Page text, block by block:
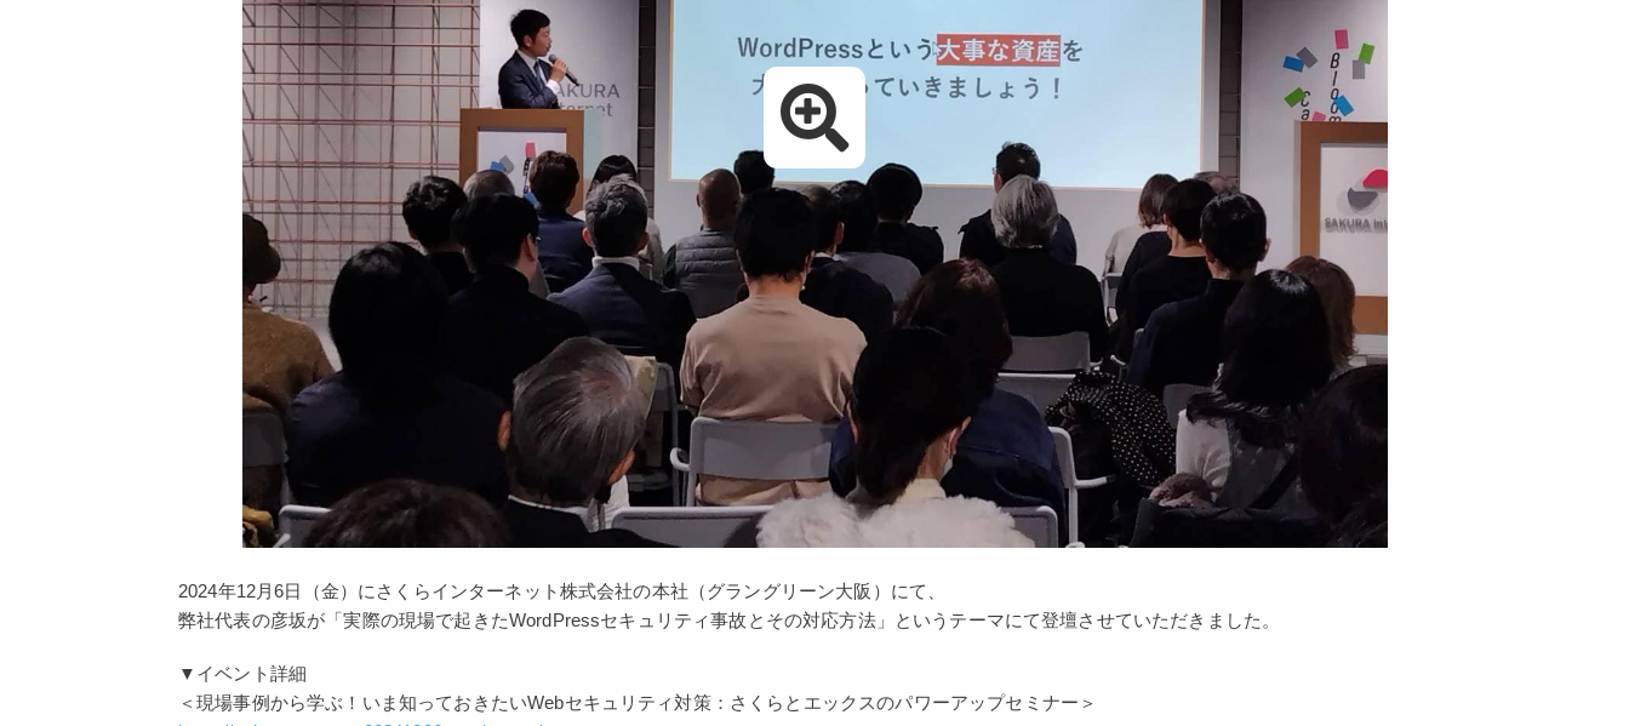
2024年12月6日（金）にさくらインターネット株式会社の本社（グラングリーン大阪）にて、
弊社代表の彦坂が「実際の現場で起きたWordPressセキュリティ事故とその対応方法」というテーマにて登壇させていただきました。
▼イベント詳細
＜現場事例から学ぶ！いま知っておきたいWebセキュリティ対策：さくらとエックスのパワーアップセミナー＞